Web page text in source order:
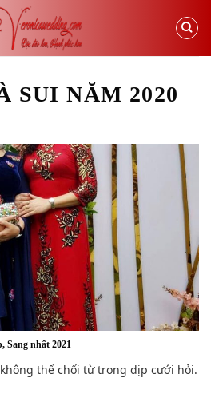
SUI NĂM 2020
Sang nhất 2021
thể chối từ trong dịp cưới hỏi.